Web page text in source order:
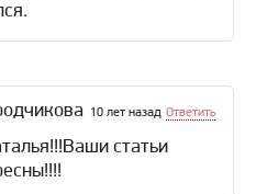
10 лет назад Ответить
статьи